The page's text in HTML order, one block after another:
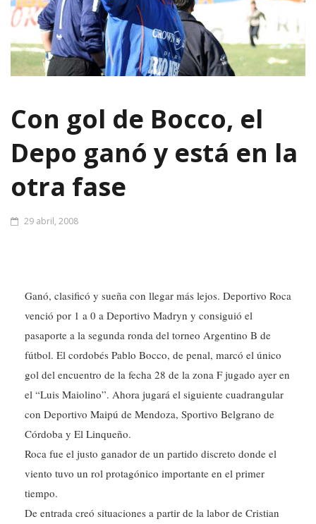
Con gol de Bocco, el
Depo ganó y está en la
otra fase
29 abril, 2008
Ganó, clasificó y sueña con llegar más lejos. Deportivo Roca
venció por 1 a 0 a Deportivo Madryn y consiguió el
pasaporte a la segunda ronda del torneo Argentino B de
fútbol. El cordobés Pablo Bocco, de penal, marcó el único
gol del encuentro de la fecha 28 de la zona F jugado ayer en
el “Luis Maiolino”. Ahora jugará el siguiente cuadrangular
con Deportivo Maipú de Mendoza, Sportivo Belgrano de
Córdoba y El Linqueño.
Roca fue el justo ganador de un partido discreto donde el
viento tuvo un rol protagónico importante en el primer
tiempo.
De entrada creó situaciones a partir de la labor de Cristian